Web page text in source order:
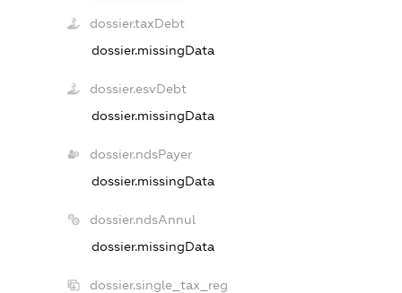
dossier.taxDebt
dossier.missingData
dossier.esvDebt
dossier.missingData
dossier.ndsPayer
dossier.missingData
dossier.ndsAnnul
dossier.missingData
dossier.single_tax_reg